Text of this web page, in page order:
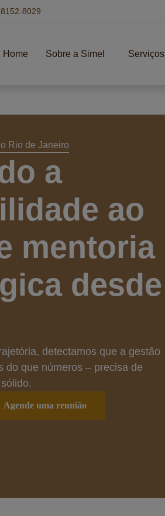
8029
Home Sobre a Simel Serviços
Rio de Janeiro
a
ao
mentoria
desde
detectamos que a gestão
do que números – precisa de
Agende uma reunião